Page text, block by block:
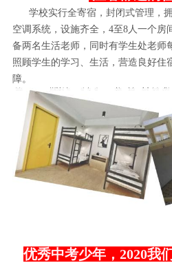
学校实行全寄宿，封闭式管理，
空调系统，设施齐全，4至8人一个房
备两名生活老师，同时有学生处老师
照顾学生的学习、生活，营造良好住
障。
优秀中考少年，2020我